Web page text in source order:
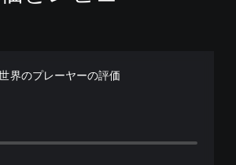
界のプレーヤーの評価